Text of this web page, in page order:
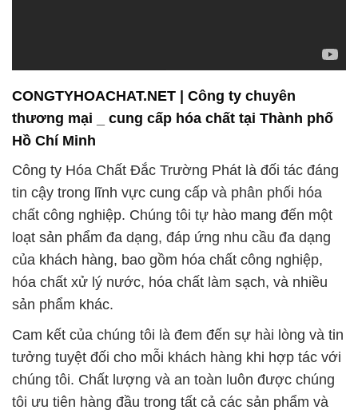
Công ty Hóa Chất Đắc Trường Phát là đối tác đáng
tin cậy trong lĩnh vực cung cấp và phân phối hóa
chất công nghiệp. Chúng tôi tự hào mang đến một
loạt sản phẩm đa dạng, đáp ứng nhu cầu đa dạng
của khách hàng, bao gồm hóa chất công nghiệp,
hóa chất xử lý nước, hóa chất làm sạch, và nhiều
sản phẩm khác.
Cam kết của chúng tôi là đem đến sự hài lòng và tin
tưởng tuyệt đối cho mỗi khách hàng khi hợp tác với
chúng tôi. Chất lượng và an toàn luôn được chúng
tôi ưu tiên hàng đầu trong tất cả các sản phẩm và
dịch vụ. Được kiểm chứng và đánh giá cao bởi
nhiều khách hàng hàng đầu trên thị trường, chúng
tôi tự tin về chất lượng sản phẩm của mình.
Chúng tôi không chỉ cung cấp các loại hóa chất hỗ